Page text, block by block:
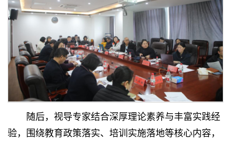
随后，视导专家结合深厚理论素养与丰富实践经
验，围绕教育政策落实、培训实施落地等核心内容，